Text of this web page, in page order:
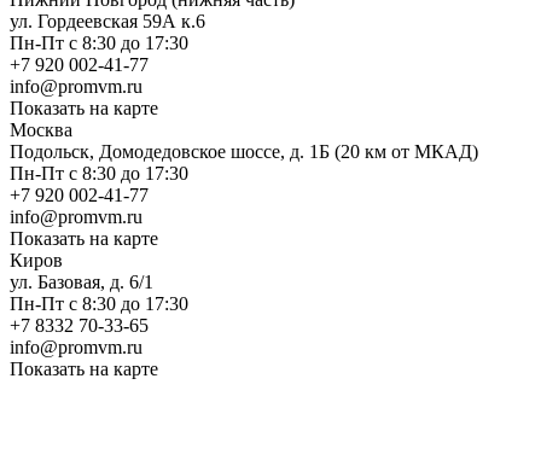
ул. Гордеевская 59А к.6
Пн-Пт с 8:30 до 17:30
+7 920 002-41-77
info@promvm.ru
Показать на карте
Москва
Подольск, Домодедовское шоссе, д. 1Б (20 км от МКАД)
Пн-Пт с 8:30 до 17:30
+7 920 002-41-77
info@promvm.ru
Показать на карте
Киров
ул. Базовая, д. 6/1
Пн-Пт с 8:30 до 17:30
+7 8332 70-33-65
info@promvm.ru
Показать на карте